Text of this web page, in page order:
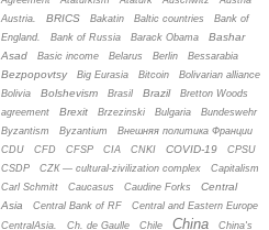
Austria.
BRICS Bakatin Baltic countries
Bank of
England.
Bank of Russia Barack Obama
Bashar
Asad
Basic income Belarus Berlin Bessarabia
Bezpopovtsy Big Eurasia Bitcoin
Bolivarian alliance
Bolivia
Bolshevism Brasil Brazil
Bretton Woods
agreement
Brexit Brzezinski Bulgaria
Bundeswehr
Byzantism
Byzantium
Bнешняя политика Франции
CDU
CFD CFSP CIA CNKI COVID-19
CPSU
CSDP
CZК — cultural-zivilization complex
Capitalism
Carl Schmitt
Caucasus Caudine Forks
Central
Asia
Central Bank of RF
Central and Eastern Europe
CentralAsia.
Ch. de Gaulle Chile China
China's